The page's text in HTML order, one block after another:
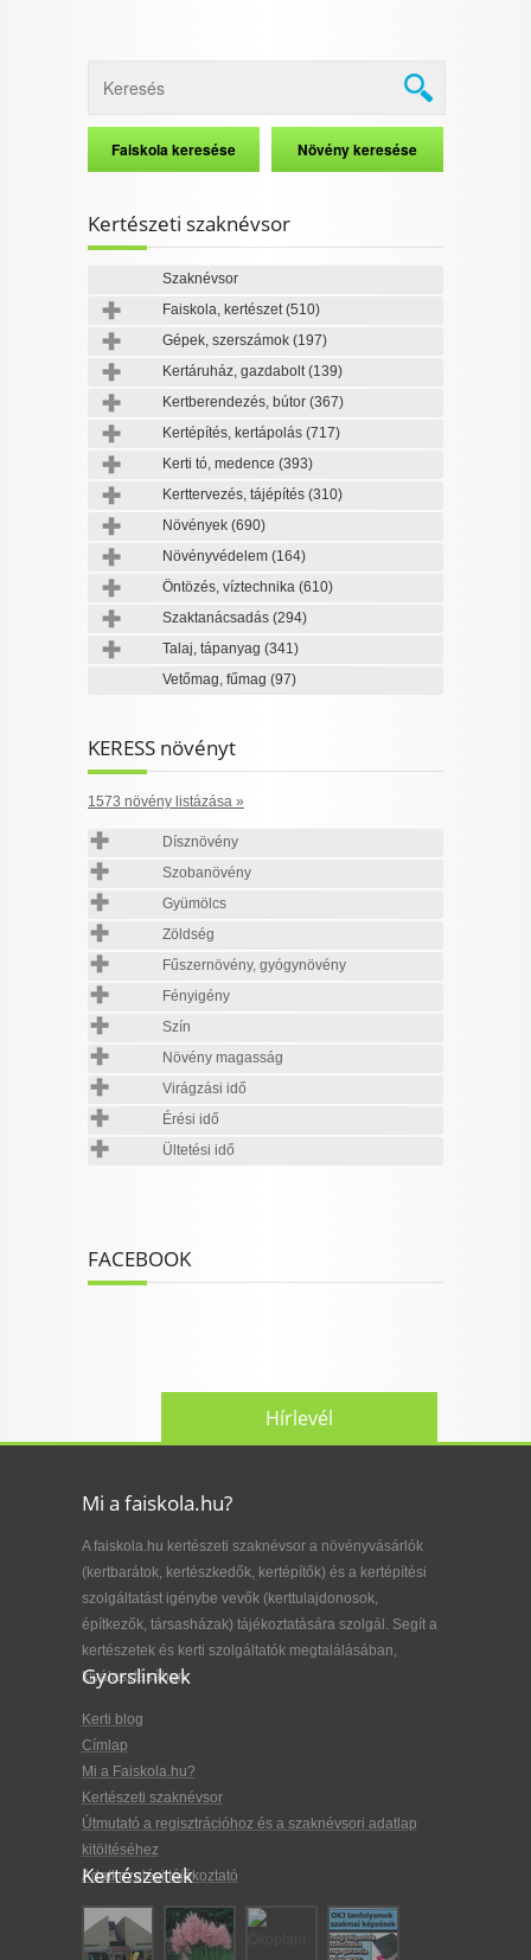
Data Deletion Privacy Policy
Kertészeti szaknévsor
Szaknévsor
Faiskola, kertészet(510)
Gépek, szerszámok (197)
Kertáruház, gazdabolt(139)
Kertberendezés, bútor (367)
Kertépítés, kertápolás (717)
Kerti tó, medence (393)
Kerttervezés, tájépítés (310)
Növények (690)
Növényvédelem (164)
Öntözés, víztechnika (610)
Szaktanácsadás (294)
Talaj, tápanyag (341)
Vetőmag, fűmag (97)
KERESS növényt
1573 növény listázása »
Dísznövény
Szobanövény
Gyümölcs
Zöldség
Fűszernövény, gyógynövény
Fényigény
Szín
Növény magasság
Virágzási idő
Érési idő
Ültetési idő
FACEBOOK
Hírlevél
Mi a faiskola.hu?
A faiskola.hu kertészeti szaknévsor a növényvásárlók
(kertbarátok, kertészkedők, kertépítők) és a kertépítési
szolgáltatást igénybe vevők (kerttulajdonosok,
építkezők, társasházak) tájékoztatására szolgál. Segít a
kertészetek és kerti szolgáltatók megtalálásában,
kiválasztásában.
Gyorslinkek
Kerti blog
Címlap
Mi a Faiskola.hu?
Kertészeti szaknévsor
Útmutató a regisztrációhoz és a szaknévsori adatlap
kitöltéséhez
Adatkezelési tájékoztató
Kertészetek